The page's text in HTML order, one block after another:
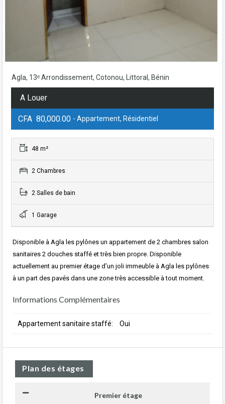
Agla, 13ᵉ Arrondissement, Cotonou, Littoral, Bénin
A Louer
CFA 80,000.00 - Appartement, Résidentiel
48 m²
2 Chambres
2 Salles de bain
1 Garage
Disponible à Agla les pylônes un appartement de 2 chambres salon
sanitaires 2 douches staffé et très bien propre. Disponible
actuellement au premier étage d’un joli immeuble à Agla les pylônes
à un part des pavés dans une zone très accessible à tout moment.
Informations Complémentaires
Appartement sanitaire staffé: Oui
Plan des étages
Premier étage